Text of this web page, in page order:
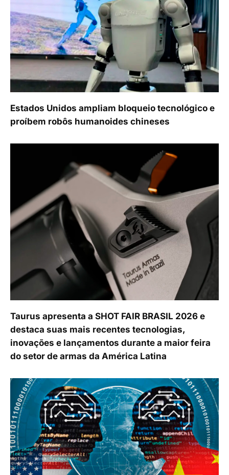
Estados Unidos ampliam bloqueio tecnológico e
proíbem robôs humanoides chineses
Taurus apresenta a SHOT FAIR BRASIL 2026 e
destaca suas mais recentes tecnologias,
inovações e lançamentos durante a maior feira
do setor de armas da América Latina